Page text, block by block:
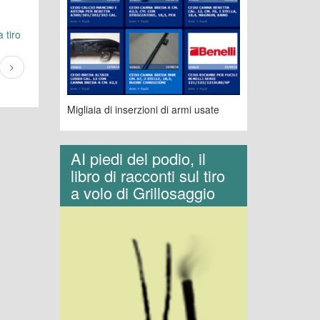
tiro
Migliaia di inserzioni di armi usate
AI piedi del podio, il
libro di racconti sul tiro
a volo di Grillosaggio